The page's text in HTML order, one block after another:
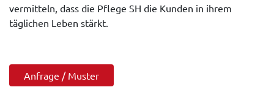
vermitteln, dass die Pflege SH die Kunden in ihrem
täglichen Leben stärkt.
Anfrage / Muster